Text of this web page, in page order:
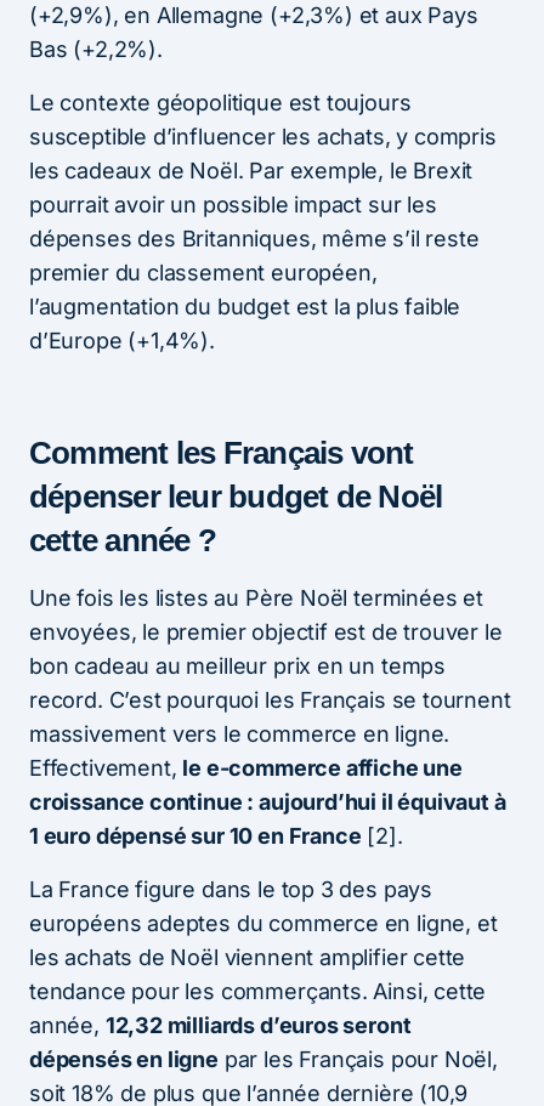
(+2,9%), en Allemagne (+2,3%) et aux Pays
Bas (+2,2%).
Le contexte géopolitique est toujours
susceptible d’influencer les achats, y compris
les cadeaux de Noël. Par exemple, le Brexit
pourrait avoir un possible impact sur les
dépenses des Britanniques, même s’il reste
premier du classement européen,
l’augmentation du budget est la plus faible
d’Europe (+1,4%).
Comment les Français vont
dépenser leur budget de Noël
cette année ?
Une fois les listes au Père Noël terminées et
envoyées, le premier objectif est de trouver le
bon cadeau au meilleur prix en un temps
record. C’est pourquoi les Français se tournent
massivement vers le commerce en ligne.
Effectivement, le e-commerce affiche une
croissance continue : aujourd’hui il équivaut à
1 euro dépensé sur 10 en France [2].
La France figure dans le top 3 des pays
européens adeptes du commerce en ligne, et
les achats de Noël viennent amplifier cette
tendance pour les commerçants. Ainsi, cette
année, 12,32 milliards d’euros seront
dépensés en ligne par les Français pour Noël,
soit 18% de plus que l’année dernière (10,9